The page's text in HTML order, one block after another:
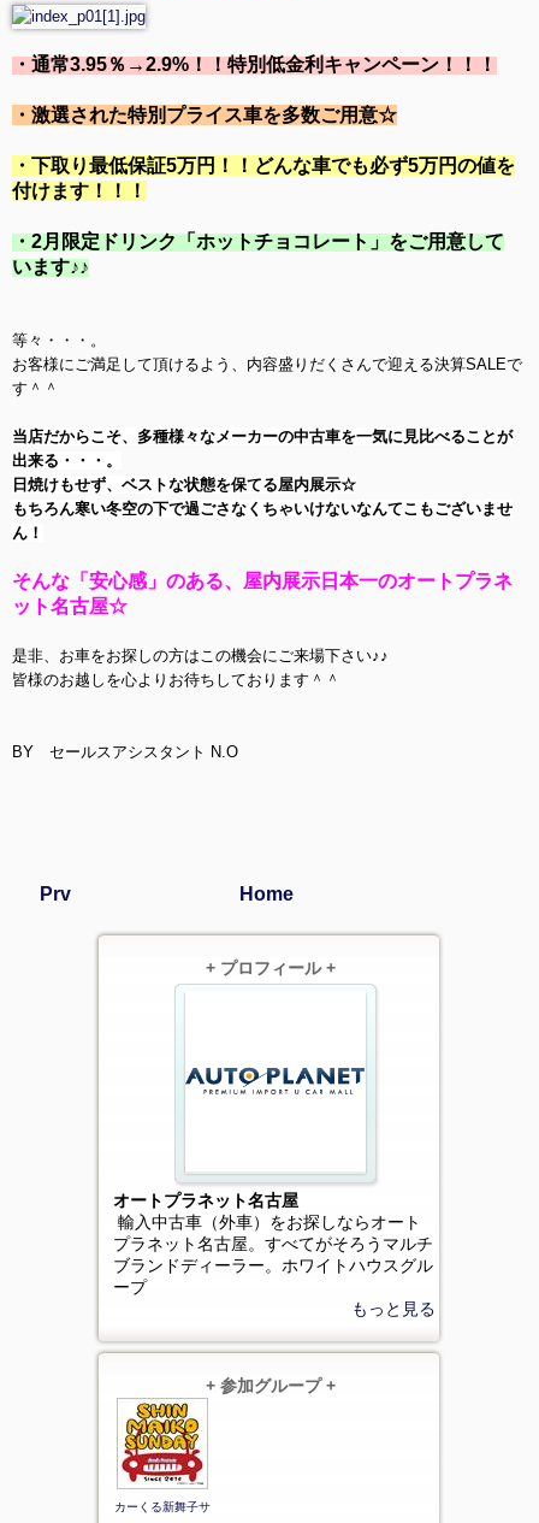
+ プロフィール +
オートプラネット名古屋
輸入中古車（外車）をお探しならオート
プラネット名古屋。すべてがそろうマルチ
ブランドディーラー。ホワイトハウスグル
ープ
もっと見る
+ 参加グループ +
カーくる新舞子サ
・通常3.95％→2.9%！！特別低金利キャンペーン！！！
・激選された特別プライス車を多数ご用意☆
・下取り最低保証5万円！！どんな車でも必ず5万円の値を
付けます！！！
・2月限定ドリンク「ホットチョコレート」をご用意して
います♪♪
等々・・・。
お客様にご満足して頂けるよう、内容盛りだくさんで迎える決算SALEで
す＾＾
当店だからこそ、多種様々なメーカーの中古車を一気に見比べることが
出来る・・・。
日焼けもせず、ベストな状態を保てる屋内展示☆
もちろん寒い冬空の下で過ごさなくちゃいけないなんてこもございませ
ん！
そんな「安心感」のある、屋内展示日本一のオートプラネ
ット名古屋☆
是非、お車をお探しの方はこの機会にご来場下さい♪♪
皆様のお越しを心よりお待ちしております＾＾
BY セールスアシスタント N.O
Prv Home